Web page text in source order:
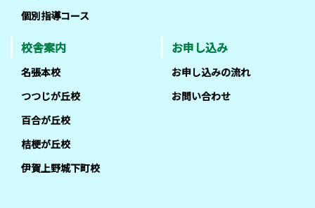
個別指導コース
校舎案内
名張本校
つつじが丘校
百合が丘校
桔梗が丘校
伊賀上野城下町校
お申し込み
お申し込みの流れ
お問い合わせ